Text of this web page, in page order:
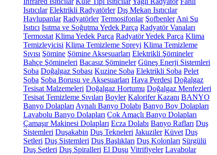
Isıtıcılar Elektrikli Radyatörler Dış Mekan Isıtıcılar
Havlupanlar Radyatörler Termosifonlar Şofbenler Ani Su
Isıtıcı Isıtma ve Soğutma Yedek Parça Radyatör Vanaları
Termostat Klima Yedek Parça Radyatör Yedek Parça Klima
Temizleyicisi Klima Temizleme Spreyi Klima Temizleme
Sıvısı Şömine Şömine Aksesuarları Elektrikli Şömineler
Bahçe Şömineleri Bacasız Şömineler Güneş Enerji Sistemleri
Soba Doğalgaz Sobası Kuzine Soba Elektrikli Soba Pelet
Soba Soba Borusu ve Aksesuarları Hava Perdesi Doğalgaz
Tesisat Malzemeleri Doğalgaz Hortumu Doğalgaz Menfezleri
Tesisat Temizleme Sıvıları Boyler Kalorifer Kazanı BANYO
Banyo Dolapları Aynalı Banyo Dolabı Banyo Boy Dolapları
Lavabolu Banyo Dolapları Çok Amaçlı Banyo Dolapları
Çamaşır Makinesi Dolapları Ecza Dolabı Banyo Rafları Duş
Sistemleri Duşakabin Duş Tekneleri Jakuziler Küvet Duş
Setleri Duş Sistemleri Duş Başlıkları Duş Kolonları Sürgülü
Duş Setleri Duş Spiralleri El Duşu Vitrifiyeler Lavabolar